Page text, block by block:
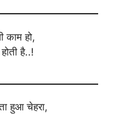
काम हो,
है..!
हुआ चेहरा,